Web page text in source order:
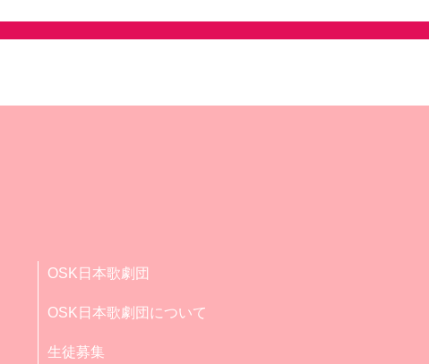
OSK日本歌劇団
OSK日本歌劇団について
生徒募集